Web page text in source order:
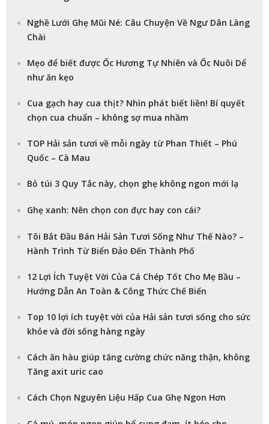
Nghề Lưới Ghẹ Mũi Né: Câu Chuyện Về Ngư Dân Làng
Chài
Mẹo để biết được Ốc Hương Tự Nhiên và Ốc Nuôi Dể
như ăn kẹo
Cua gạch hay cua thịt? Nhìn phát biết liền! Bí quyết
chọn cua chuẩn – không sợ mua nhầm
TOP Hải sản tươi về mỗi ngày từ Phan Thiết – Phú
Quốc – Cà Mau
Bỏ túi 3 Quy Tắc này, chọn ghẹ không ngon mới lạ
Ghẹ xanh: Nên chọn con đực hay con cái?
Tôi Bắt Đầu Bán Hải Sản Tươi Sống Như Thế Nào? –
Hành Trình Từ Biển Đảo Đến Thành Phố
12 Lợi Ích Tuyệt Vời Của Cá Chép Tốt Cho Mẹ Bầu –
Hướng Dẫn An Toàn & Công Thức Chế Biến
Top 10 lợi ích tuyệt vời của Hải sản tươi sống cho sức
khỏe và đời sống hàng ngày
Cách ăn hàu giúp tăng cường chức năng thận, không
Tăng axit uric cao
Cách Chọn Nguyên Liệu Hấp Cua Ghẹ Ngon Hơn